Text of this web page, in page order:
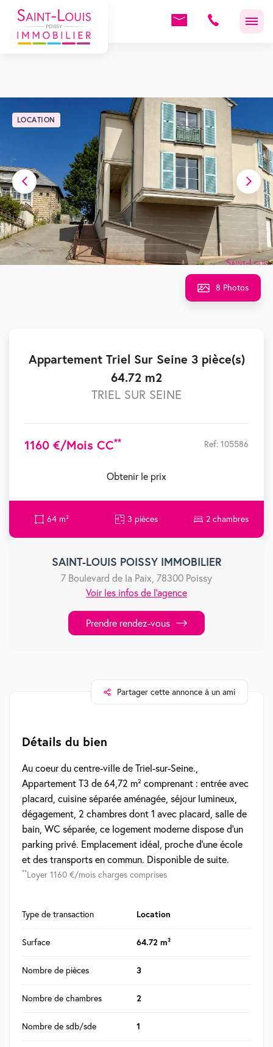
Appartement Triel Sur Seine 3 pièce(s)
64.72 m2
TRIEL SUR SEINE
1160 €/mois CC** Ref: 105586
Obtenir le prix
64 m² 3 pièces 2 chambres
SAINT-LOUIS POISSY IMMOBILIER
7 Boulevard de la Paix, 78300 Poissy
Voir les infos de l'agence
Prendre rendez-vous
LOCATION
8 Photos
Partager cette annonce à un ami
Détails du bien
Au coeur du centre-ville de Triel-sur-Seine.,
Appartement T3 de 64,72 m² comprenant : entrée avec
placard, cuisine séparée aménagée, séjour lumineux,
dégagement, 2 chambres dont 1 avec placard, salle de
bain, WC séparée, ce logement moderne dispose d'un
parking privé. Emplacement idéal, proche d'une école
et des transports en commun. Disponible de suite.
**Loyer 1160 €/mois charges comprises
Type de transaction Location
Surface 64.72 m²
Nombre de pièces 3
Nombre de chambres 2
Nombre de sdb/sde 1